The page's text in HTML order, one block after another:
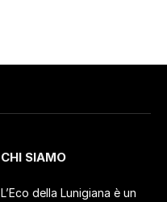
CHI SIAMO
L’Eco della Lunigiana è un